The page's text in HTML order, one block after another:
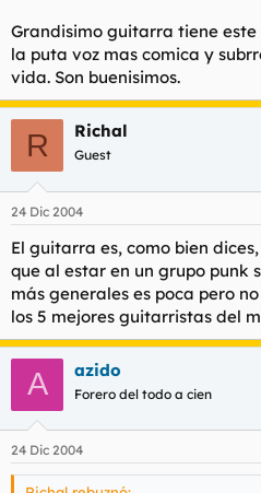
Grandisimo guitarra tiene
la puta voz mas comica y
vida. Son buenisimos.
R Richal
Guest
24 Dic 2004
El guitarra es, como bien
que al estar en un grupo punk
más generales es poca pero
los 5 mejores guitarristas del
A azido
Forero del todo a cien
24 Dic 2004